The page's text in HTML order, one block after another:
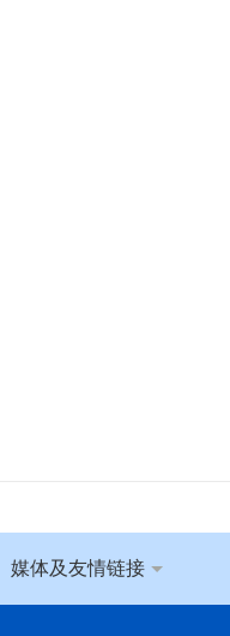
媒体及友情链接